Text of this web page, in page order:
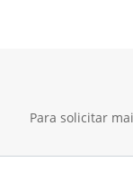
Para solicitar